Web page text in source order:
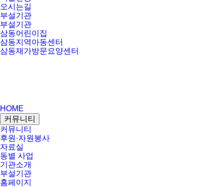
오시는길
부설기관
부설기관
삼동어린이집
삼동지역아동센터
삼동재가방문요양센터
HOME
커뮤니티
커뮤니티
후원·자원봉사
자료실
동별 사업
기관소개
부설기관
홈페이지